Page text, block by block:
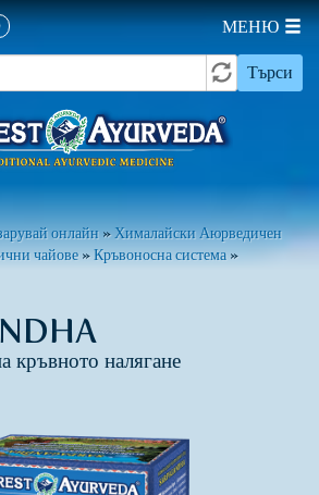
Търси
МЕНЮ
онлайн »Хималайски Аюрведичен
чайове »Кръвоносна система »
кръвното налягане